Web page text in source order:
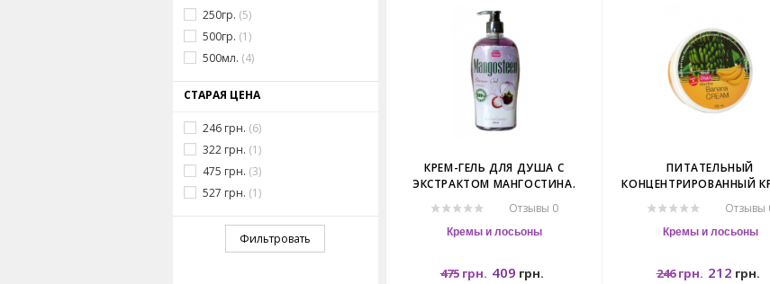
КРЕМ-ГЕЛЬ ДЛЯ ДУША С
ЭКСТРАКТОМ МАНГОСТИНА.
Отзывы 0
Кремы и лосьоны
475 грн. 409 грн.
ПИТАТЕЛЬНЫЙ
КОНЦЕНТРИРОВАННЫЙ
Отзывы
Кремы и лосьоны
246 грн. 212 грн.
250гр. (5)
500гр. (1)
500мл. (4)
СТАРАЯ ЦЕНА
246 грн. (6)
322 грн. (1)
475 грн. (3)
527 грн. (1)
Фильтровать